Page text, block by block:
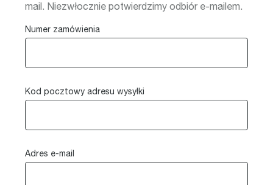
mail. Niezwłocznie potwierdzimy odbiór e-mailem.
Numer zamówienia
Kod pocztowy adresu wysyłki
Adres e-mail